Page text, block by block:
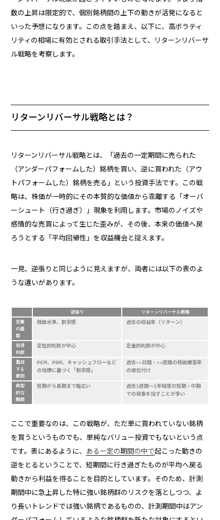
数の上昇は限定的で、個別銘柄間の上下の動きが活発になると
いった予想になります。この点を踏まえ、以下に、高ボラティ
リティの相場に有効とされる取引手法として、リターンリバーサ
ル戦略を考察します。
リターンリバーサル戦略とは？
リターンリバーサル戦略とは、「過去の一定期間に売られた
（アンダーパフォームした）銘柄を買い、逆に買われた（アウ
トパフォームした）銘柄を売る」という投資手法です。この戦
略は、株価が一時的にその本質的な価値から乖離する「オーバ
ーシュート（行き過ぎ）」現象を利用します。市場のノイズや
感情的な売買によって生じた歪みが、その後、本来の価値へ戻
ろうとする「平均回帰性」を収益機会と捉えます。
一見、逆張りと同じように見えますが、両者には以下の表のよ
うな違いがあります。
逆張り
リターンリバーサル戦略
定義
の基
盤
株価水準、割安感 過去の収益率（リターン）
投資
判断
定性的判断が中心 定量的判断が中心
着目
する
要因
PER、PBR、キャッシュフローなど
の指標に基づく「割安感」
過去○○日間・○○週間の株価騰落率
の順位付け
典型
的な
期間
短期から長期まで幅広い
過去1週間～1年程度の短期・中期
での現象を指すことが多い
ここで重要なのは、この戦略が、ただ単に買われていない銘柄
を買うというものでも、単純なバリュー投資でもないという点
です。表にあるように、
ある一定の期間の中で起こった動きの
逆をとるということで、短期間に行き過ぎたものが平均へ戻る
動きから利益を得ることを目的としています。そのため、計測
期間中に急上昇した特に強い銘柄群のリスクを落としつつ、よ
り長いトレンドでは強い銘柄であるものの、計測期間中はアン